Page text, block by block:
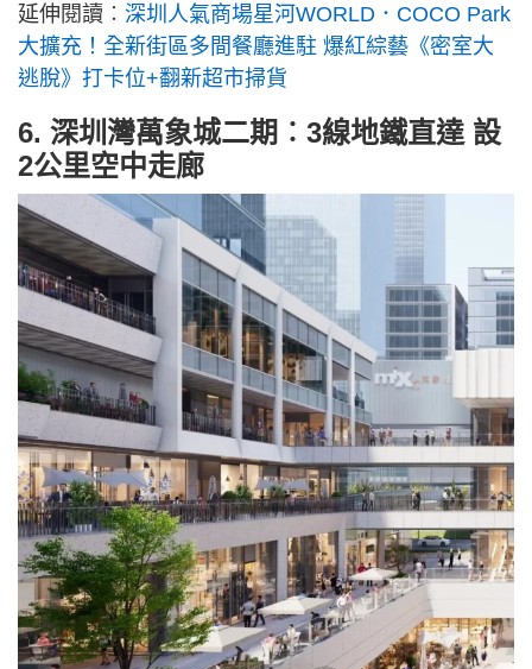
延伸閱讀︰ 深圳人氣商場星河WORLD．COCO Park
大擴充！全新街區多間餐廳進駐 爆紅綜藝《密室大
逃脫》打卡位+翻新超市掃貨
6. 深圳灣萬象城二期︰3線地鐵直達 設
2公里空中走廊